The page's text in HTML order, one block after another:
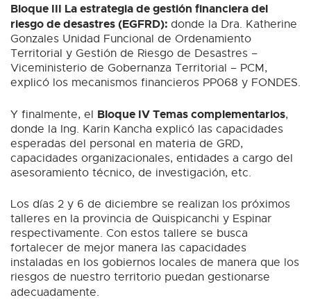
Bloque III La estrategia de gestión financiera del
riesgo de desastres (EGFRD): donde la Dra. Katherine
Gonzales Unidad Funcional de Ordenamiento
Territorial y Gestión de Riesgo de Desastres –
Viceministerio de Gobernanza Territorial – PCM,
explicó los mecanismos financieros PP068 y FONDES.
Y finalmente, el Bloque IV Temas complementarios,
donde la Ing. Karin Kancha explicó las capacidades
esperadas del personal en materia de GRD,
capacidades organizacionales, entidades a cargo del
asesoramiento técnico, de investigación, etc.
Los días 2 y 6 de diciembre se realizan los próximos
talleres en la provincia de Quispicanchi y Espinar
respectivamente. Con estos tallere se busca
fortalecer de mejor manera las capacidades
instaladas en los gobiernos locales de manera que los
riesgos de nuestro territorio puedan gestionarse
adecuadamente.